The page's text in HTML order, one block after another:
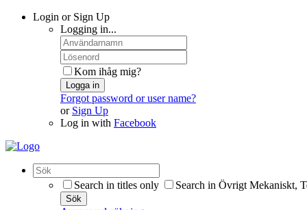
Login or Sign Up
Logging in...
Kom ihåg mig?
Logga in
Forgot password or user name?
or Sign Up
Log in with Facebook
Search in titles only Search in Övrigt Mekaniskt,
Sök